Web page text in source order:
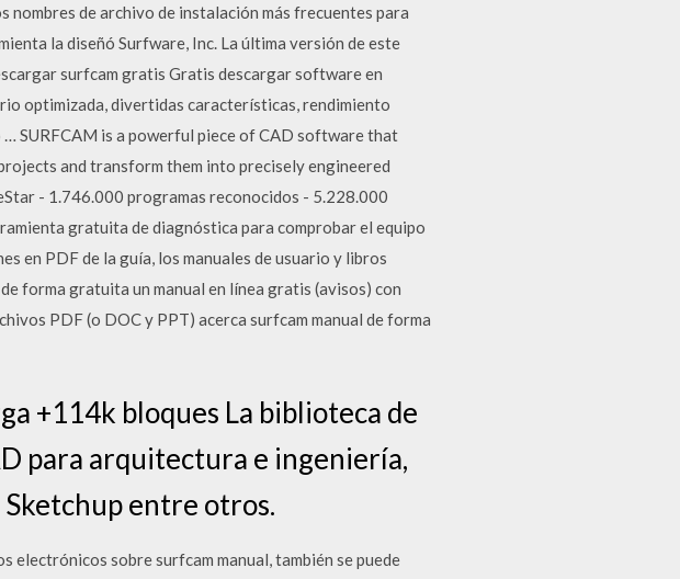
nombres de archivo de instalación más frecuentes para
la diseñó Surfware, Inc. La última versión de este
surfcam gratis Gratis descargar software en
optimizada, divertidas características, rendimiento
SURFCAM is a powerful piece of CAD software that
and transform them into precisely engineered
- 1.746.000 programas reconocidos - 5.228.000
gratuita de diagnóstica para comprobar el equipo
en PDF de la guía, los manuales de usuario y libros
forma gratuita un manual en línea gratis (avisos) con
PDF (o DOC y PPT) acerca surfcam manual de forma
+114k bloques La biblioteca de
para arquitectura e ingeniería,
Sketchup entre otros.
electrónicos sobre surfcam manual, también se puede